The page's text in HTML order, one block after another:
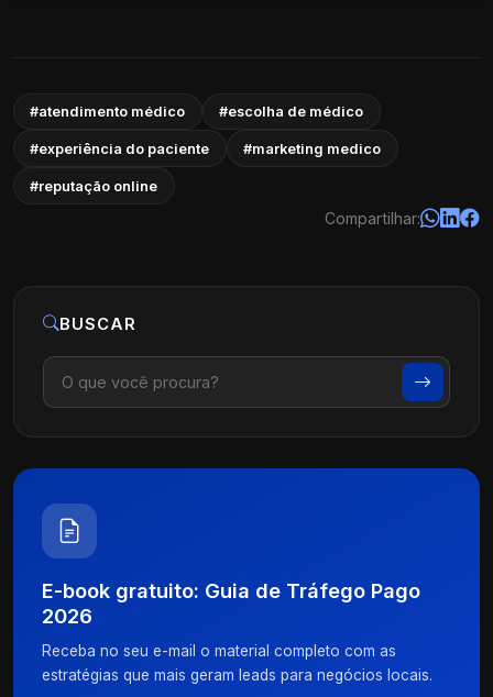
#atendimento médico #escolha de médico
#experiência do paciente #marketing medico
#reputação online
Compartilhar:
BUSCAR
E-book gratuito: Guia de Tráfego Pago
2026
Receba no seu e-mail o material completo com as
estratégias que mais geram leads para negócios locais.